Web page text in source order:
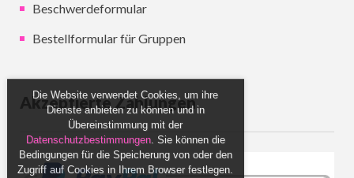
Beschwerdeformular
Bestellformular für Gruppen
Akzeptierte Zahlungen
Die Website verwendet Cookies, um ihre
Dienste anbieten zu können und in
Übereinstimmung mit der
Datenschutzbestimmungen. Sie können die
Bedingungen für die Speicherung von oder den
Zugriff auf Cookies in Ihrem Browser festlegen.